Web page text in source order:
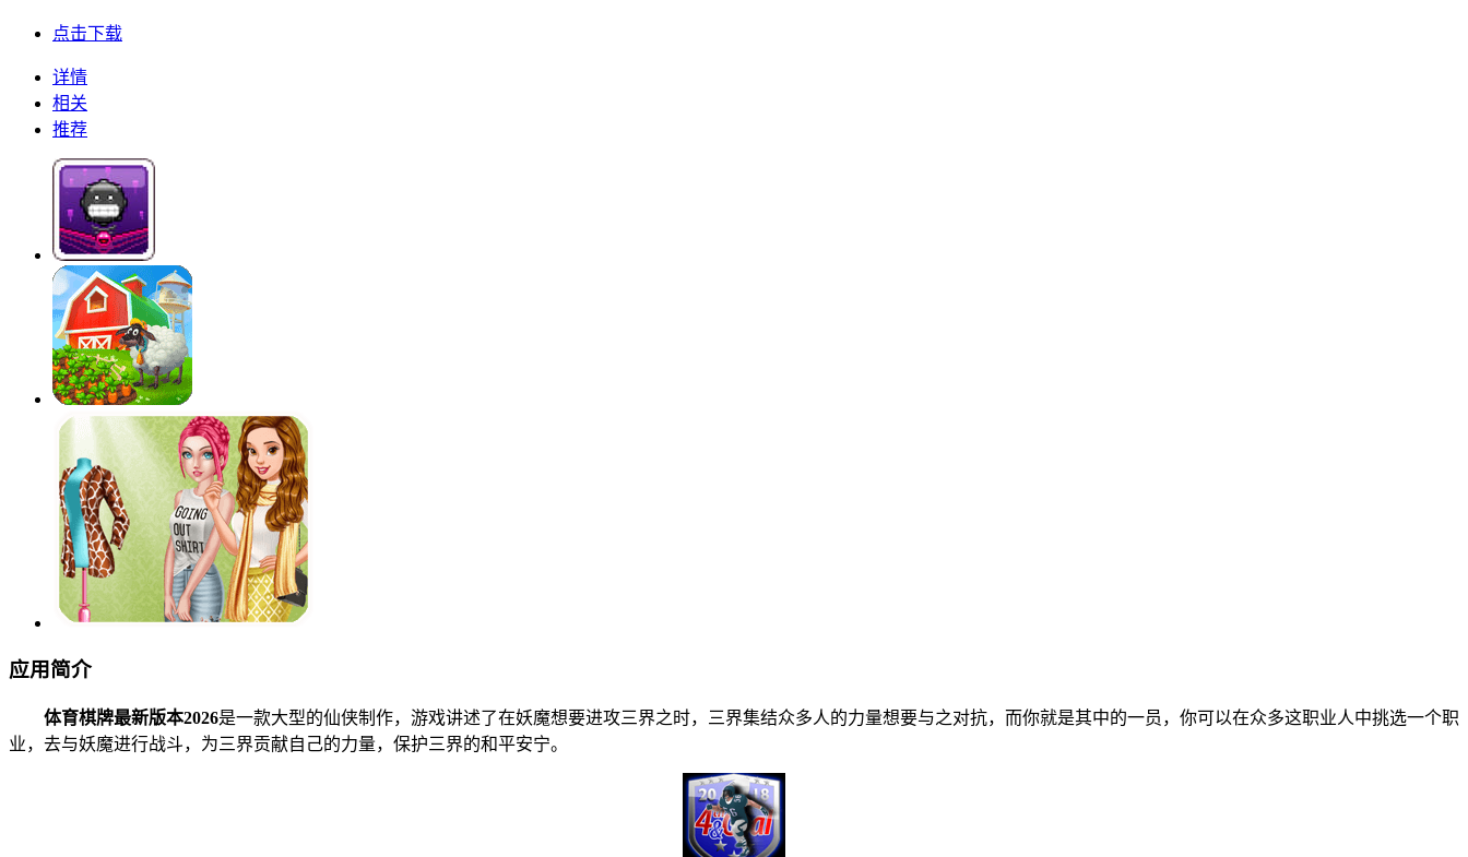
点击下载
详情
相关
推荐
应用简介
体育棋牌最新版本2026是一款大型的仙侠制作，游戏讲述了在妖魔想要进攻三界之时，三界集结众多人的力量想要与之对抗，而你就是其中的一员，你可以在众多这职业人中挑选一个职
业，去与妖魔进行战斗，为三界贡献自己的力量，保护三界的和平安宁。